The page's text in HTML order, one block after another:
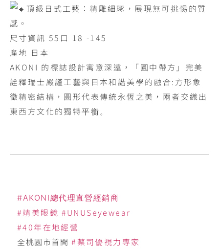
頂級日式工藝：精雕細琢，展現無可挑惕的質
感。
尺寸資訊 55口 18 -145
產地 日本
AKONI 的標誌設計寓意深遠，「圓中帶方」完美
詮釋瑞士嚴謹工藝與日本和諧美學的融合:方形象
徵精密結構，圓形代表傳統永恆之美，兩者交織出
東西方文化的獨特平衡。
#AKONI總代理直營經銷商
#靖美眼鏡 #UNUSeyewear
#40年在地經營
全桃園市首間#蔡司優視力專家